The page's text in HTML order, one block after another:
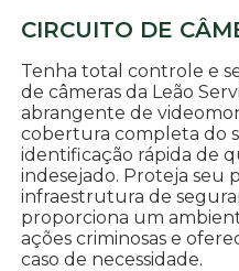
CIRCUITO DE
Tenha total controle e
de câmeras da Leão
abrangente de
cobertura completa do
identificação rápida de
indesejado. Proteja seu
infraestrutura de
proporciona um
ações criminosas e
caso de necessidade.